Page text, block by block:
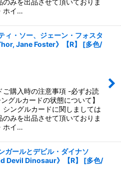
のみを出品させて頂いておりま
ホイ…
ィ・ソー、ジェーン・フォスタ
Jane Foster》【R】
[多色/
ご購入時の注意事項 -必ずお読
グルカードの状態について】
シングルカードに関しましては
のみを出品させて頂いておりま
ホイ…
ガールとデビル・ダイナソ
Devil Dinosaur》【R】
[多色/